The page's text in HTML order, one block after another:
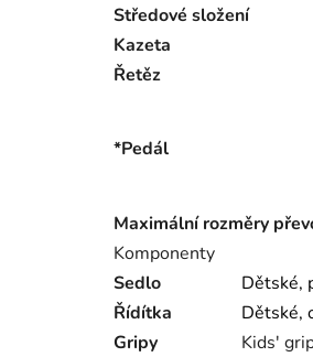
Středové složení
Kazeta
Řetěz
*Pedál
Maximální rozměry
Komponenty
Sedlo
Dětské,
Řídítka
Dětské,
Gripy
Kids'